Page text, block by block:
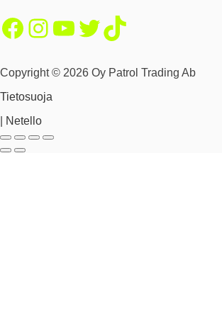
Facebook
Instagram
YouTube
Twitter
TikTok
Copyright © 2026 Oy Patrol Trading Ab
Tietosuoja
Netello